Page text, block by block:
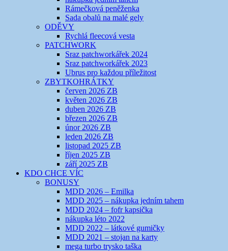
Rámečková peněženka
Sada obalů na malé gely
ODĚVY
Rychlá fleecová vesta
PATCHWORK
Sraz patchworkářek 2024
Sraz patchworkářek 2023
Ubrus pro každou příležitost
ZBYTKOHRÁTKY
červen 2026 ZB
květen 2026 ZB
duben 2026 ZB
březen 2026 ZB
únor 2026 ZB
leden 2026 ZB
listopad 2025 ZB
říjen 2025 ZB
září 2025 ZB
KDO CHCE VÍC
BONUSY
MDD 2026 – Emilka
MDD 2025 – nákupka jedním tahem
MDD 2024 – fofr kapsička
nákupka léto 2022
MDD 2022 – látkové gumičky
MDD 2021 – stojan na karty
mega turbo trysko taška